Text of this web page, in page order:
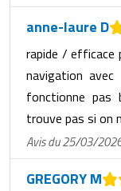
anne-laure D
rapide / efficace
navigation
fonctionne
trouve pas si on
Avis du 25/03/
GREGORY M